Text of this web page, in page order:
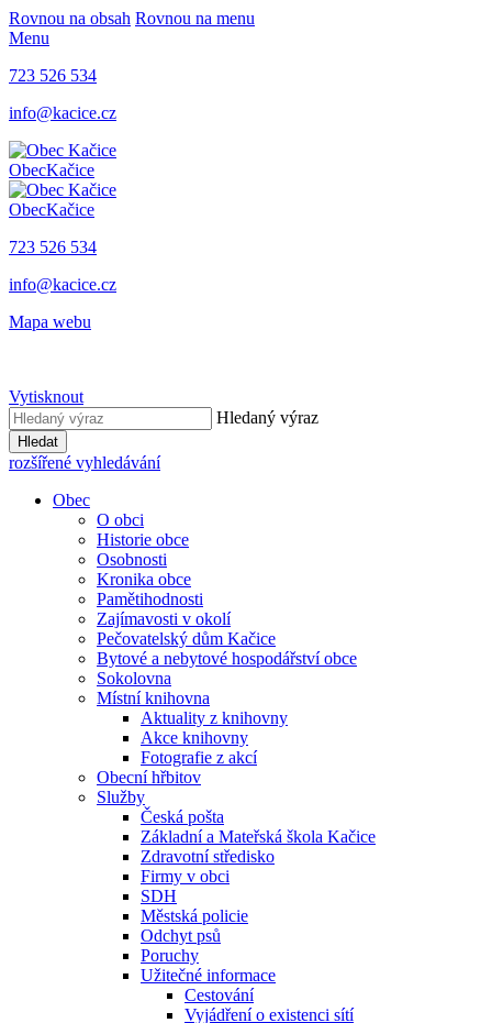
Rovnou na obsah Rovnou na menu
Menu
723 526 534
info@kacice.cz
ObecKačice
ObecKačice
723 526 534
info@kacice.cz
Mapa webu
Vytisknout
Hledaný výraz
Hledat
rozšířené vyhledávání
Obec
O obci
Historie obce
Osobnosti
Kronika obce
Pamětihodnosti
Zajímavosti v okolí
Pečovatelský dům Kačice
Bytové a nebytové hospodářství obce
Sokolovna
Místní knihovna
Aktuality z knihovny
Akce knihovny
Fotografie z akcí
Obecní hřbitov
Služby
Česká pošta
Základní a Mateřská škola Kačice
Zdravotní středisko
Firmy v obci
SDH
Městská policie
Odchyt psů
Poruchy
Užitečné informace
Cestování
Vyjádření o existenci sítí